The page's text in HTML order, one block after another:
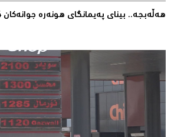
هەڵەبجە.. بینای پەیمانگای هونەرە جوانەكان 14 ساڵە تەواونەکراوە